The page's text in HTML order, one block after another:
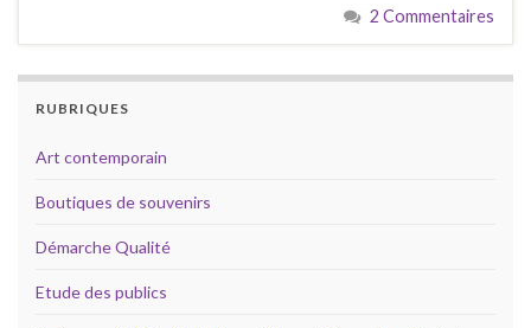
2 Commentaires
RUBRIQUES
Art contemporain
Boutiques de souvenirs
Démarche Qualité
Etude des publics